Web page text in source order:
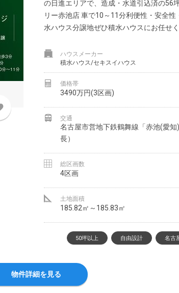
の日進エリアで、造成・水道引込済の56
リー赤池店 車で10～11分利便性・安全
水ハウス分譲地ぜひ積水ハウスにお任せく
ハウスメーカー
積水ハウス/セキスイハウス
価格帯
3490万円(3区画)
交通
名古屋市営地下鉄鶴舞線「赤池(愛
長）
総区画数
4区画
土地面積
185.82㎡～185.83㎡
50坪以上 自由設計 名古
物件詳細を見る